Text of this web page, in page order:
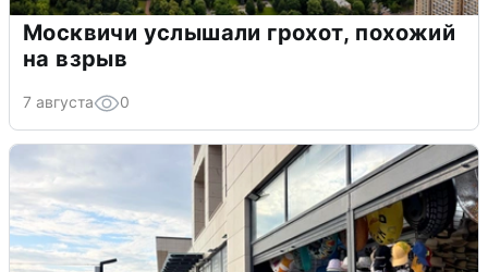
Москвичи услышали грохот, похожий
на взрыв
7 августа 0